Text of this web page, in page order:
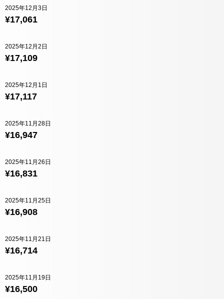
¥17,061
2025年12月3日
¥17,109
2025年12月2日
¥17,117
2025年12月1日
¥16,947
2025年11月28日
¥16,831
2025年11月26日
¥16,908
2025年11月25日
¥16,714
2025年11月21日
¥16,500
2025年11月19日